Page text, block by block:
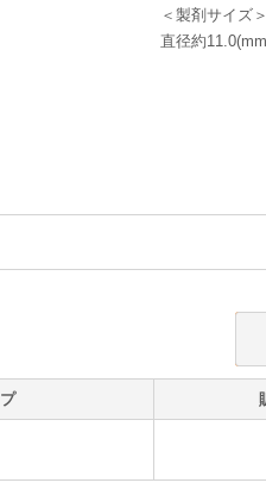
＜製剤サイズ＞
直径約